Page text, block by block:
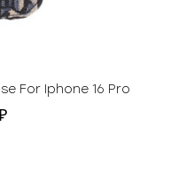
For Iphone 16 Pro